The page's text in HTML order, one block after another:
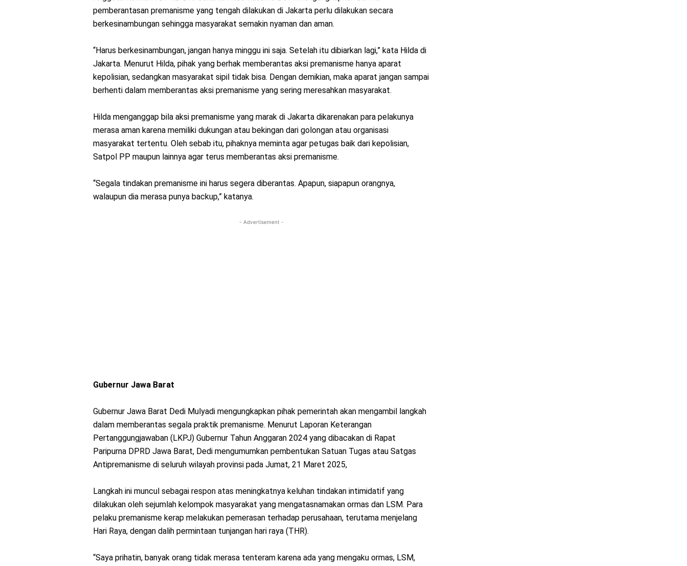
pemberantasan premanisme yang tengah dilakukan di Jakarta perlu dilakukan secara
berkesinambungan sehingga masyarakat semakin nyaman dan aman.
“Harus berkesinambungan, jangan hanya minggu ini saja. Setelah itu dibiarkan lagi,” kata Hilda di
Jakarta. Menurut Hilda, pihak yang berhak memberantas aksi premanisme hanya aparat
kepolisian, sedangkan masyarakat sipil tidak bisa. Dengan demikian, maka aparat jangan sampai
berhenti dalam memberantas aksi premanisme yang sering meresahkan masyarakat.
Hilda menganggap bila aksi premanisme yang marak di Jakarta dikarenakan para pelakunya
merasa aman karena memiliki dukungan atau bekingan dari golongan atau organisasi
masyarakat tertentu. Oleh sebab itu, pihaknya meminta agar petugas baik dari kepolisian,
Satpol PP maupun lainnya agar terus memberantas aksi premanisme.
“Segala tindakan premanisme ini harus segera diberantas. Apapun, siapapun orangnya,
walaupun dia merasa punya backup,” katanya.
- Advertisement -
Gubernur Jawa Barat
Gubernur Jawa Barat Dedi Mulyadi mengungkapkan pihak pemerintah akan mengambil langkah
dalam memberantas segala praktik premanisme. Menurut Laporan Keterangan
Pertanggungjawaban (LKPJ) Gubernur Tahun Anggaran 2024 yang dibacakan di Rapat
Paripurna DPRD Jawa Barat, Dedi mengumumkan pembentukan Satuan Tugas atau Satgas
Antipremanisme di seluruh wilayah provinsi pada Jumat, 21 Maret 2025,
Langkah ini muncul sebagai respon atas meningkatnya keluhan tindakan intimidatif yang
dilakukan oleh sejumlah kelompok masyarakat yang mengatasnamakan ormas dan LSM. Para
pelaku premanisme kerap melakukan pemerasan terhadap perusahaan, terutama menjelang
Hari Raya, dengan dalih permintaan tunjangan hari raya (THR).
“Saya prihatin, banyak orang tidak merasa tenteram karena ada yang mengaku ormas, LSM,